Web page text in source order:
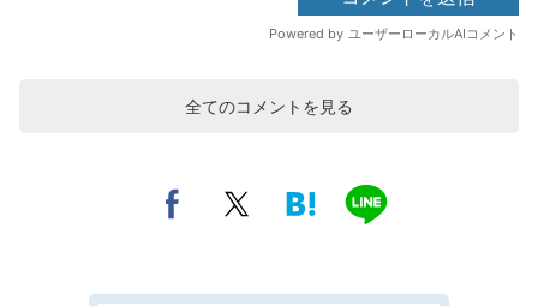
全てのコメントを見る